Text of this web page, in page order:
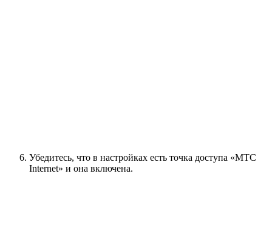
Убедитесь, что в настройках есть точка доступа «МТС
Internet» и она включена.